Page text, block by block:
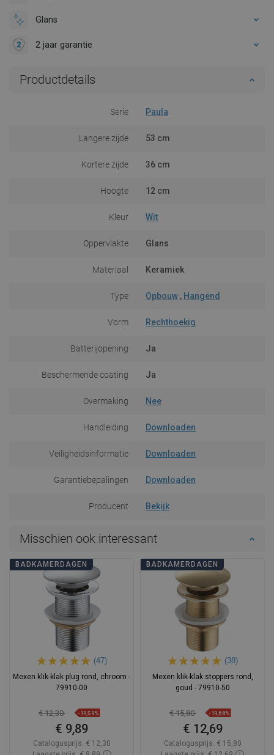
Glans
2 jaar garantie
Productdetails
Serie Paula
Langere zijde 53 cm
Kortere zijde 36 cm
Hoogte 12 cm
Kleur Wit
Oppervlakte Glans
Materiaal Keramiek
Type Opbouw , Hangend
Vorm Rechthoekig
Batterijopening Ja
Beschermende coating Ja
Overmaking Nee
Handleiding Downloaden
Veiligheidsinformatie Downloaden
Garantiebepalingen Downloaden
Producent Bekijk
Misschien ook interessant
BADKAMERDAGEN
(47)
Mexen klik-klak plug rond, chroom -
79910-00
€ 12,30 -19,59%
€ 9,89
Catalogusprijs: € 12,30
BADKAMERDAGEN
(38)
Mexen klik-klak stoppers rond,
goud - 79910-50
€ 15,80 -19,68%
€ 12,69
Catalogusprijs: € 15,80